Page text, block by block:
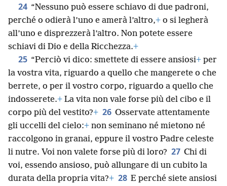
24 “Nessuno può essere schiavo di due padroni,
perché o odierà l’uno e amerà l’altro,+ o si legherà
all’uno e disprezzerà l’altro. Non potete essere
schiavi di Dio e della Ricchezza.+
25 “Perciò vi dico: smettete di essere ansiosi+ per
la vostra vita, riguardo a quello che mangerete o che
berrete, o per il vostro corpo, riguardo a quello che
indosserete.+ La vita non vale forse più del cibo e il
corpo più del vestito?+ 26 Osservate attentamente
gli uccelli del cielo:+ non seminano né mietono né
raccolgono in granai, eppure il vostro Padre celeste
li nutre. Voi non valete forse più di loro? 27 Chi di
voi, essendo ansioso, può allungare di un cubito la
durata della propria vita?+ 28 E perché siete ansiosi